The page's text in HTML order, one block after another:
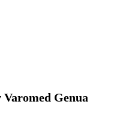
Genua